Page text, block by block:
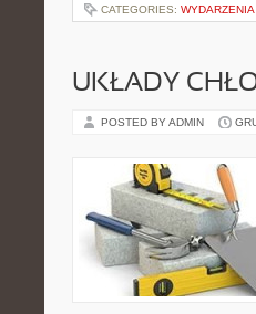
CATEGORIES:
UKŁADY
POSTED BY ADMIN